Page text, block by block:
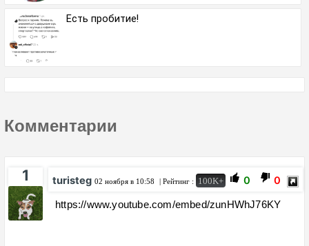
Есть пробитие!
Комментарии
1 turisteg 02 ноября в 10:58 | Рейтинг : 100K+ 0 0
https://www.youtube.com/embed/zunHWhJ76KY